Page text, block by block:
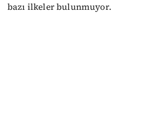
bazı ilkeler bulunmuyor.